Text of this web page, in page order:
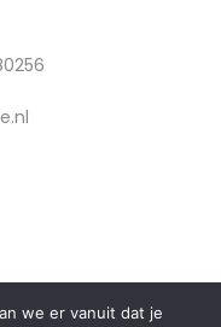
we er vanuit dat je